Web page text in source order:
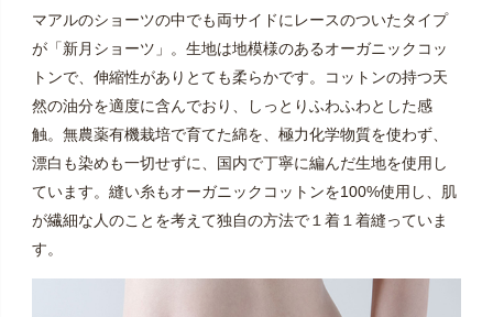
マアルのショーツの中でも両サイドにレースのついたタイプ
が「新月ショーツ」。生地は地模様のあるオーガニックコッ
トンで、伸縮性がありとても柔らかです。コットンの持つ天
然の油分を適度に含んでおり、しっとりふわふわとした感
触。無農薬有機栽培で育てた綿を、極力化学物質を使わず、
漂白も染めも一切せずに、国内で丁寧に編んだ生地を使用し
ています。縫い糸もオーガニックコットンを100%使用し、肌
が繊細な人のことを考えて独自の方法で１着１着縫っていま
す。